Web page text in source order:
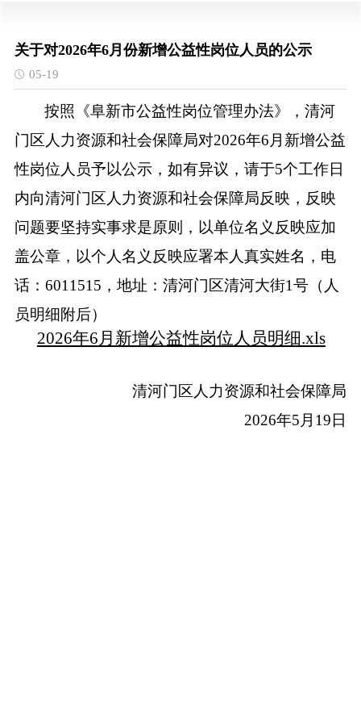
关于对2026年6月份新增公益性岗位人员的公示
05-19
按照《阜新市公益性岗位管理办法》，清河
门区人力资源和社会保障局对2026年6月新增公益
性岗位人员予以公示，如有异议，请于5个工作日
内向清河门区 人力资源和社会保障局反映，反映
问题要坚持实事求是原则，以单位名义反映应加
盖公章，以个人名义反映应署本人真实姓名， 电
话： 6011515 ， 地址：清河门区清河大街1号（人
员明细附后）
2026年6月新增公益性岗位人员明细.xls
清河门区人力资源和社会保障局
2026年5月19日